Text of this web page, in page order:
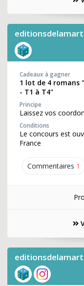
Commentaires 1
Cadeaux à gagner
1 lot de 4 romans
- T1 à T4"
Principe
Laissez vos
Conditions
Le concours est
France